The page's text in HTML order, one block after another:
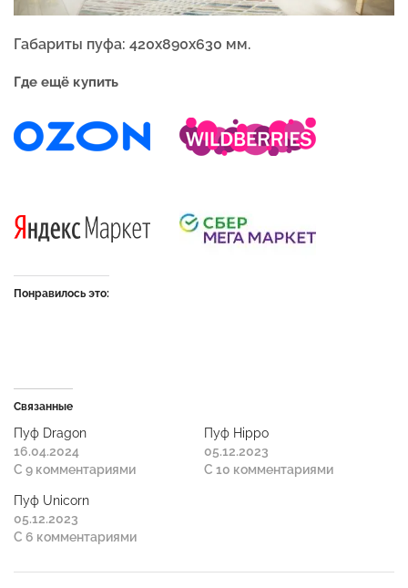
Габариты пуфа: 420х890х630 мм.
Где ещё купить
Понравилось это:
Связанные
Пуф Dragon
16.04.2024
С 9 комментариями
Пуф Hippo
05.12.2023
С 10 комментариями
Пуф Unicorn
05.12.2023
С 6 комментариями